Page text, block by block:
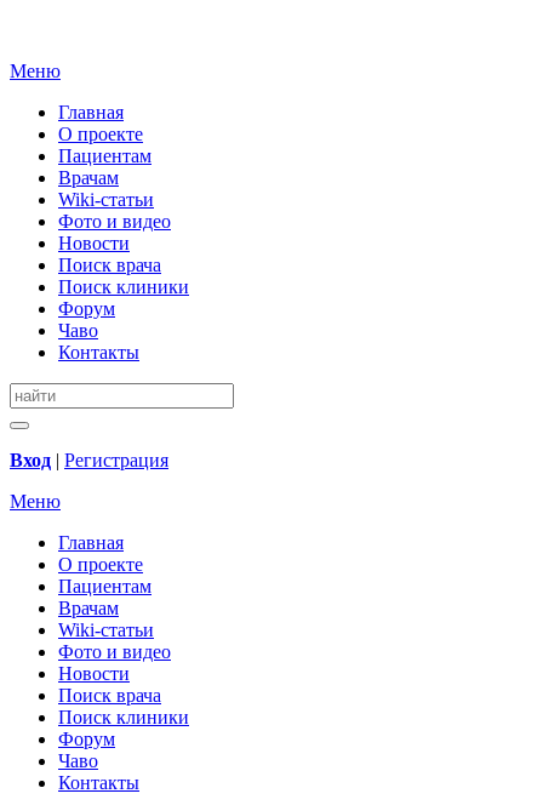
Меню
Главная
О проекте
Пациентам
Врачам
Wiki-статьи
Фото и видео
Новости
Поиск врача
Поиск клиники
Форум
Чаво
Контакты
Вход | Регистрация
Меню
Главная
О проекте
Пациентам
Врачам
Wiki-статьи
Фото и видео
Новости
Поиск врача
Поиск клиники
Форум
Чаво
Контакты